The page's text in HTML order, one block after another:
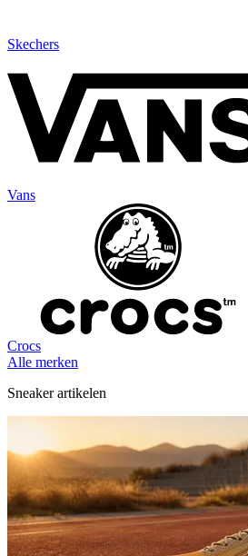
Skechers
Vans
Crocs
Alle merken
Sneaker artikelen